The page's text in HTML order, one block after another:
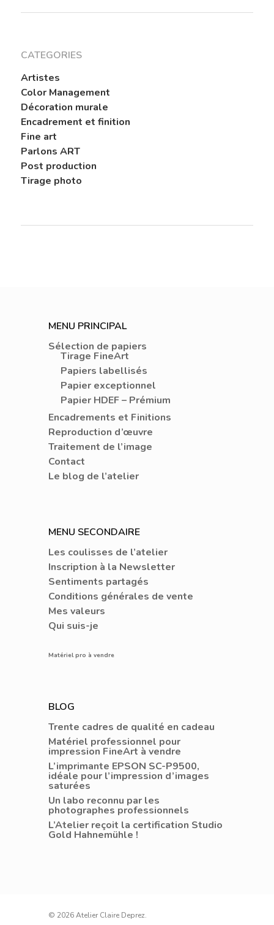
CATEGORIES
Artistes
Color Management
Décoration murale
Encadrement et finition
Fine art
Parlons ART
Post production
Tirage photo
MENU PRINCIPAL
Sélection de papiers
Tirage FineArt
Papiers labellisés
Papier exceptionnel
Papier HDEF – Prémium
Encadrements et Finitions
Reproduction d’œuvre
Traitement de l’image
Contact
Le blog de l’atelier
MENU SECONDAIRE
Les coulisses de l’atelier
Inscription à la Newsletter
Sentiments partagés
Conditions générales de vente
Mes valeurs
Qui suis-je
Matériel pro à vendre
BLOG
Trente cadres de qualité en cadeau
Matériel professionnel pour
impression FineArt à vendre
L’imprimante EPSON SC-P9500,
idéale pour l’impression d’images
saturées
Un labo reconnu par les
photographes professionnels
L’Atelier reçoit la certification Studio
Gold Hahnemühle !
© 2026 Atelier Claire Deprez.